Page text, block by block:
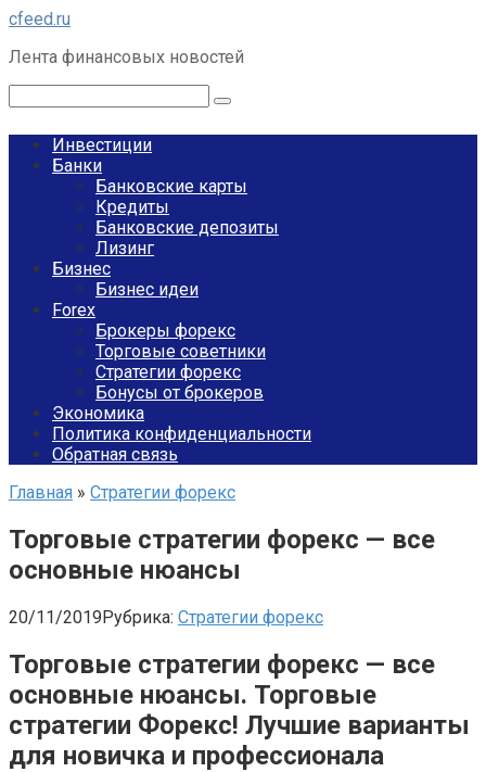
Перейти
контенту
cfeed.ru
Лента финансовых новостей
Инвестиции
Банки
Банковские карты
Кредиты
Банковские депозиты
Лизинг
Бизнес
Бизнес идеи
Forex
Брокеры форекс
Торговые советники
Стратегии форекс
Бонусы от брокеров
Экономика
Политика конфиденциальности
Обратная связь
Главная » Стратегии форекс
Торговые стратегии форекс — все
основные нюансы
20/11/2019Рубрика: Стратегии форекс
Торговые стратегии форекс — все
основные нюансы. Торговые
стратегии Форекс! Лучшие варианты
для новичка и профессионала